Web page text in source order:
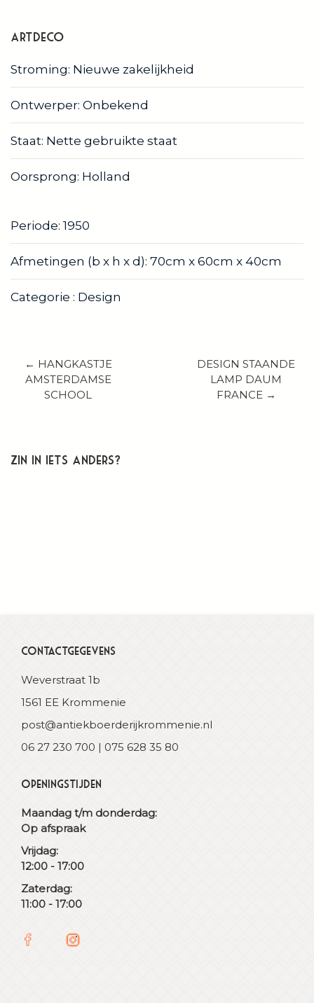
artdeco
Stroming: Nieuwe zakelijkheid
Ontwerper: Onbekend
Staat: Nette gebruikte staat
Oorsprong: Holland
Periode: 1950
Afmetingen (b x h x d): 70cm x 60cm x 40cm
Categorie : Design
← HANGKASTJE
AMSTERDAMSE
SCHOOL
DESIGN STAANDE
LAMP DAUM
FRANCE →
Zin in iets anders?
Contactgegevens
Weverstraat 1b
1561 EE Krommenie
post@antiekboerderijkrommenie.nl
06 27 230 700 | 075 628 35 80
Openingstijden
Maandag t/m donderdag:
Op afspraak
Vrijdag:
12:00 - 17:00
Zaterdag:
11:00 - 17:00